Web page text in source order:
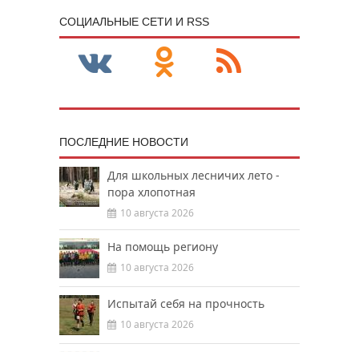
CОЦИАЛЬНЫЕ СЕТИ И RSS
ПОСЛЕДНИЕ НОВОСТИ
Для школьных лесничих лето -
пора хлопотная
10 августа 2026
На помощь региону
10 августа 2026
Испытай себя на прочность
10 августа 2026